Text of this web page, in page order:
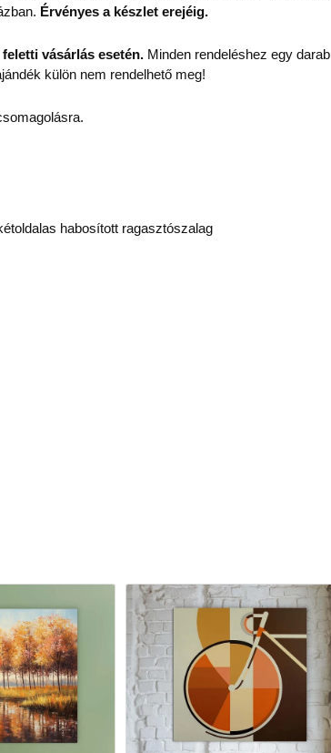
Érvényes a készlet erejéig.
vásárlás esetén. Minden rendeléshez egy
külön nem rendelhető meg!
habosított ragasztószalag